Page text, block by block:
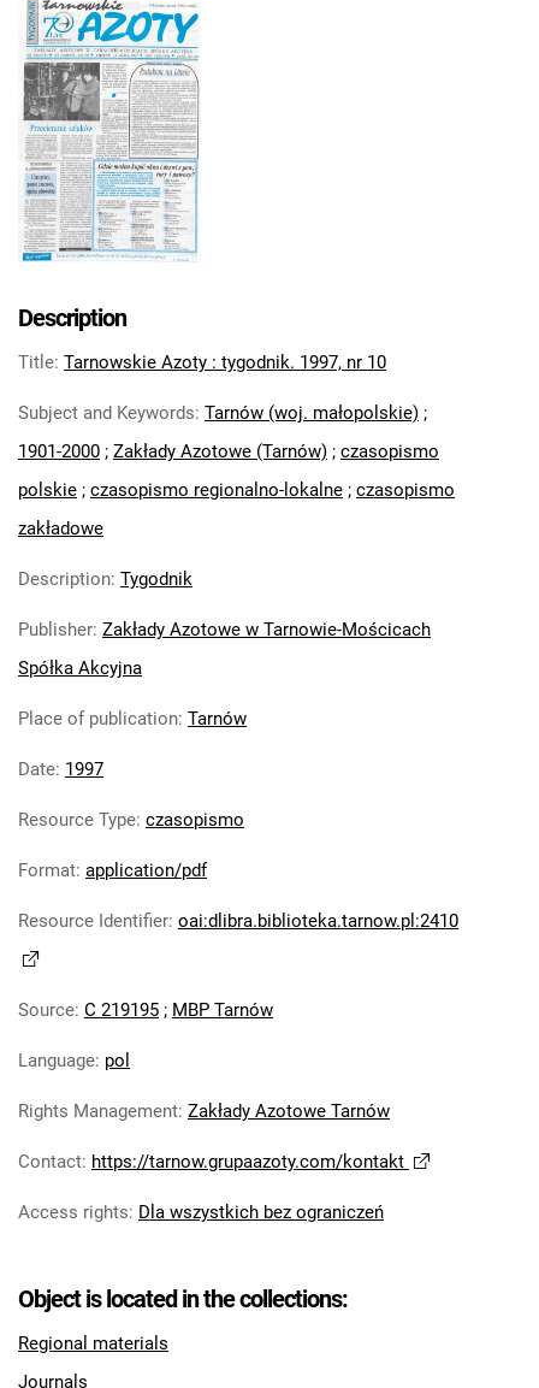
Robotniczego Zakładów Azotowych im.
Feliksa Dzierżyńskiego. 1968
Tarnowskie Azoty : Organ Samorządu
Robotniczego Zakładów Azotowych im.
Feliksa Dzierżyńskiego. 1969
Tarnowskie Azoty : Organ Samorządu
Robotniczego Zakładów Azotowych im.
Feliksa Dzierżyńskiego. 1970
Robotniczego Zakładów Azotowych im.
Tarnowskie Azoty : Organ Samorządu
Feliksa Dzierżyńskiego. 1972
Tarnowskie Azoty : Organ Samorządu
Robotniczego Zakładów Azotowych im.
Feliksa Dzierżyńskiego. 1974
Robotniczego Zakładów Azotowych im.
Feliksa Dzierżyńskiego. 1975
Robotniczego Zakładów Azotowych im.
Feliksa Dzierżyńskiego. 1976
Robotniczego Zakładów Azotowych im.
Tarnowskie Azoty : Organ Samorządu
Robotniczego Zakładów Azotowych im.
Tarnowskie Azoty : Organ Samorządu
Tarnowskie Azoty : Organ Samorządu
Robotniczego Zakładów Azotowych im.
Tarnowskie Azoty : Organ Samorządu
Robotniczego Zakładów Azotowych im.
Tarnowskie Azoty : tygodnik Zakładów
Tarnowskie Azoty : tygodnik Zakładów
Azotowych im. Feliksa Dzierżyńskiego w
Description
Title: Tarnowskie Azoty : tygodnik. 1997, nr 10
Subject and Keywords: Tarnów (woj. małopolskie) ;
1901-2000 ; Zakłady Azotowe (Tarnów) ; czasopismo
polskie ; czasopismo regionalno-lokalne ; czasopismo
zakładowe
Description: Tygodnik
Publisher: Zakłady Azotowe w Tarnowie-Mościcach
Spółka Akcyjna
Place of publication: Tarnów
Date: 1997
Resource Type: czasopismo
Format: application/pdf
Resource Identifier: oai:dlibra.biblioteka.tarnow.pl:2410
Source: C 219195 ; MBP Tarnów
Language: pol
Rights Management: Zakłady Azotowe Tarnów
Contact: https://tarnow.grupaazoty.com/kontakt
Access rights: Dla wszystkich bez ograniczeń
Object is located in the collections:
Regional materials
Journals